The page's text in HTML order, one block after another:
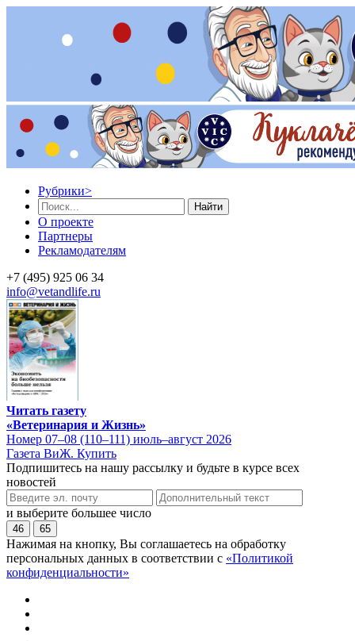
Рубрики>
Найти
О проекте
Партнеры
Рекламодателям
+7 (495) 925 06 34
info@vetandlife.ru
Читать газету
«Ветеринария и Жизнь»
Номер 07–08 (110–111) июль–август 2026
Газета ВиЖ. Купить
Подпишитесь на нашу рассылку и будьте в курсе всех
новостей
и выберите большее число
46 65
Нажимая на кнопку, Вы соглашаетесь на обработку
персональных данных в соответствии с «Политикой
конфиденциальности»